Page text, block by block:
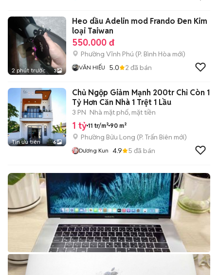
2 phút trước 3
Heo dầu Adelin mod Frando Đen Kim
loại Taiwan
550.000 đ
Phường Vĩnh Phú (P. Bình Hòa mới)
VĂN HIẾU 5.0 2 đã bán
Tin ưu tiên 6
Chủ Ngộp Giảm Mạnh 200tr Chỉ Còn 1
Tỷ Hơn Căn Nhà 1 Trệt 1 Lầu
3 PN Nhà mặt phố, mặt tiền
1 tỷ 11 tr/m² 90 m²
Phường Bửu Long (P. Trấn Biên mới)
Dương Kun 4.9 5 đã bán